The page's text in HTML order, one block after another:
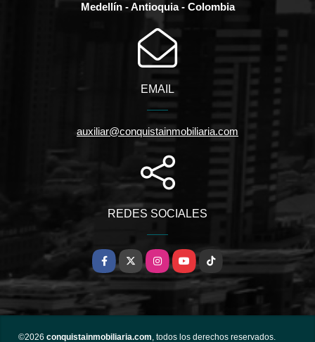
Medellín - Antioquia - Colombia
EMAIL
auxiliar@conquistainmobiliaria.com
REDES SOCIALES
Facebook
X InstagramYouTubeTikTok
©2026 conquistainmobiliaria.com, todos los derechos reservados.